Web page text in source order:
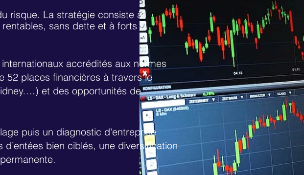
risque. La stratégie consiste à
sans dette et à forts
accrédités aux normes
52 places financières à travers le
et des opportunités de
puis un diagnostic d'entreprise
bien ciblés, une diversification